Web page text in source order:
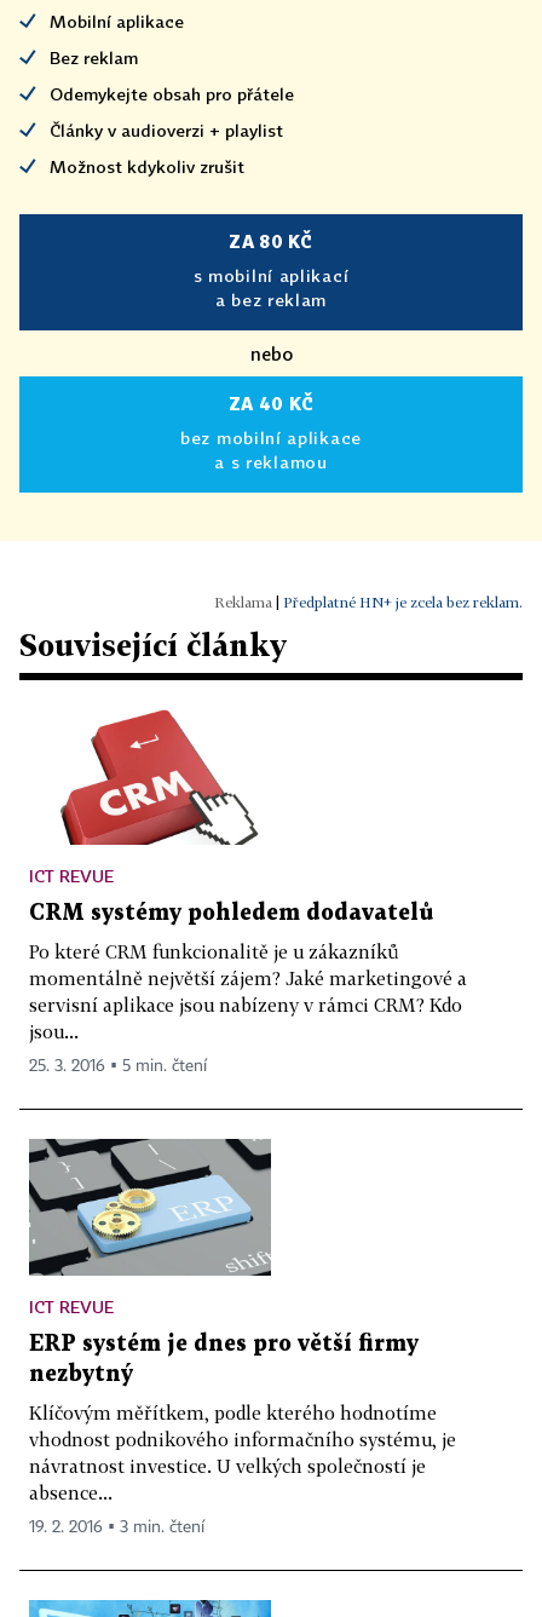
Mobilní aplikace
Bez reklam
Odemykejte obsah pro přátele
Články v audioverzi + playlist
Možnost kdykoliv zrušit
ZA 80 KČ
s mobilní aplikací
a bez reklam
nebo
ZA 40 KČ
bez mobilní aplikace
a s reklamou
Předplatné HN+ je zcela bez reklam.
Související články
ICT REVUE
CRM systémy pohledem dodavatelů
Po které CRM funkcionalitě je u zákazníků
momentálně největší zájem? Jaké marketingové a
servisní aplikace jsou nabízeny v rámci CRM? Kdo
jsou...
25. 3. 2016 ▪ 5 min. čtení
ICT REVUE
ERP systém je dnes pro větší firmy
nezbytný
Klíčovým měřítkem, podle kterého hodnotíme
vhodnost podnikového informačního systému, je
návratnost investice. U velkých společností je
absence...
19. 2. 2016 ▪ 3 min. čtení